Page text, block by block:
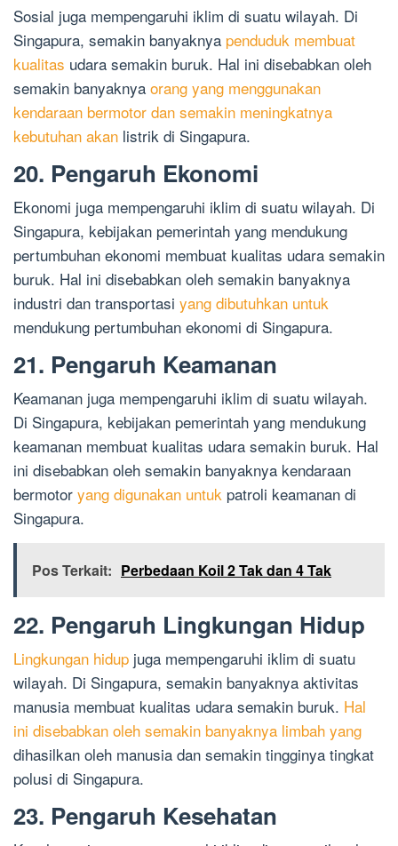
Sosial juga mempengaruhi iklim di suatu wilayah. Di
Singapura, semakin banyaknya penduduk membuat
kualitas udara semakin buruk. Hal ini disebabkan oleh
semakin banyaknya orang yang menggunakan
kendaraan bermotor dan semakin meningkatnya
kebutuhan akan listrik di Singapura.
20. Pengaruh Ekonomi
Ekonomi juga mempengaruhi iklim di suatu wilayah. Di
Singapura, kebijakan pemerintah yang mendukung
pertumbuhan ekonomi membuat kualitas udara semakin
buruk. Hal ini disebabkan oleh semakin banyaknya
industri dan transportasi yang dibutuhkan untuk
mendukung pertumbuhan ekonomi di Singapura.
21. Pengaruh Keamanan
Keamanan juga mempengaruhi iklim di suatu wilayah.
Di Singapura, kebijakan pemerintah yang mendukung
keamanan membuat kualitas udara semakin buruk. Hal
ini disebabkan oleh semakin banyaknya kendaraan
bermotor yang digunakan untuk patroli keamanan di
Singapura.
Pos Terkait: Perbedaan Koil 2 Tak dan 4 Tak
22. Pengaruh Lingkungan Hidup
Lingkungan hidup juga mempengaruhi iklim di suatu
wilayah. Di Singapura, semakin banyaknya aktivitas
manusia membuat kualitas udara semakin buruk. Hal
ini disebabkan oleh semakin banyaknya limbah yang
dihasilkan oleh manusia dan semakin tingginya tingkat
polusi di Singapura.
23. Pengaruh Kesehatan